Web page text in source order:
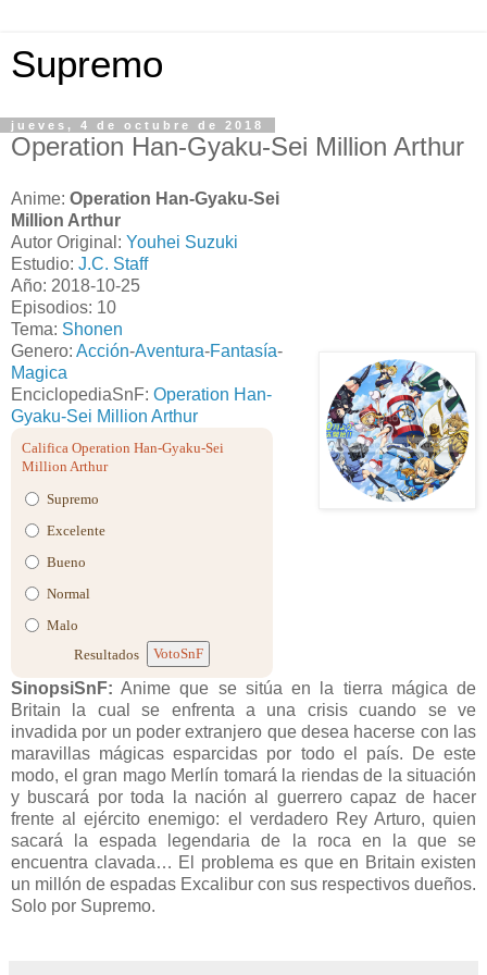
Supremo
jueves, 4 de octubre de 2018
Operation Han-Gyaku-Sei Million Arthur
Anime: Operation Han-Gyaku-Sei
Million Arthur
Autor Original: Youhei Suzuki
Estudio: J.C. Staff
Año: 2018-10-25
Episodios: 10
Tema: Shonen
Genero: Acción-Aventura-Fantasía-
Magica
EnciclopediaSnF: Operation Han-
Gyaku-Sei Million Arthur
Califica Operation Han-Gyaku-Sei
Million Arthur
Supremo
Excelente
Bueno
Normal
Malo
Resultados
VotoSnF
SinopsiSnF: Anime que se sitúa en la tierra mágica de
Britain la cual se enfrenta a una crisis cuando se ve
invadida por un poder extranjero que desea hacerse con las
maravillas mágicas esparcidas por todo el país. De este
modo, el gran mago Merlín tomará la riendas de la situación
y buscará por toda la nación al guerrero capaz de hacer
frente al ejército enemigo: el verdadero Rey Arturo, quien
sacará la espada legendaria de la roca en la que se
encuentra clavada… El problema es que en Britain existen
un millón de espadas Excalibur con sus respectivos dueños.
Solo por Supremo.